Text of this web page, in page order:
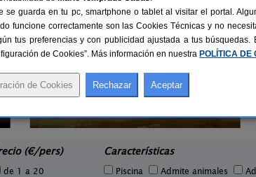
de La Isla de Buda
(€/pers)
de 1 a 20
Características
Piscina Admite animales
guarda en tu pc, smartphone o tablet al visitar el portal.
funcione correctamente son las Cookies Técnicas y no
tus preferencias y con publicidad ajustada a tus búsquedas.
de Cookies”. Más información en nuestra POLÍTICA DE